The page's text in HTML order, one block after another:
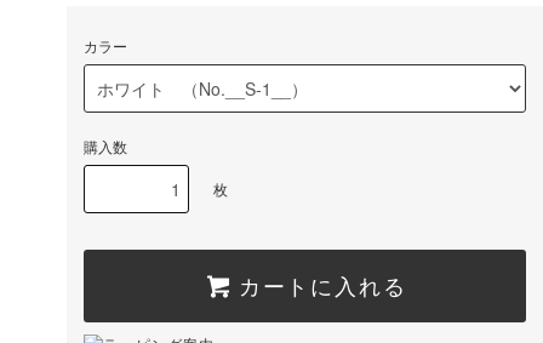
カラー
購入数
枚
カートに入れる